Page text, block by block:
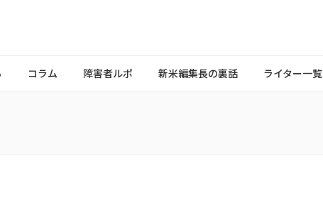
コラム 障害者ルポ 新米編集長の裏話 ライター一覧